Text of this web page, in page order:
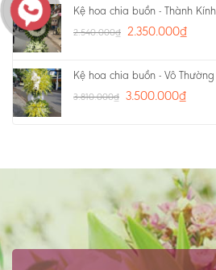
Kệ hoa chia buồn - Thành
2.540.000₫ 2.350.000₫
Kệ hoa chia buồn - Vô Thường
3.810.000₫ 3.500.000₫